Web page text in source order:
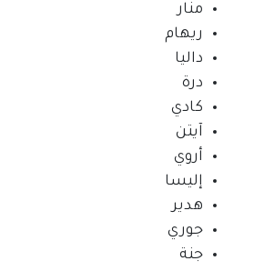
منار
ريهام
داليا
درة
كادي
آيتن
أروي
إليسا
هدير
جوري
جنة